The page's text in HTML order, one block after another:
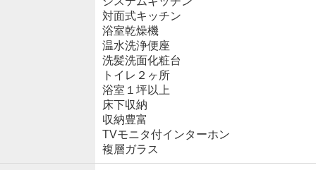
対面式キッチン
浴室乾燥機
温水洗浄便座
洗髪洗面化粧台
トイレ２ヶ所
浴室１坪以上
床下収納
収納豊富
TVモニタ付インターホン
複層ガラス